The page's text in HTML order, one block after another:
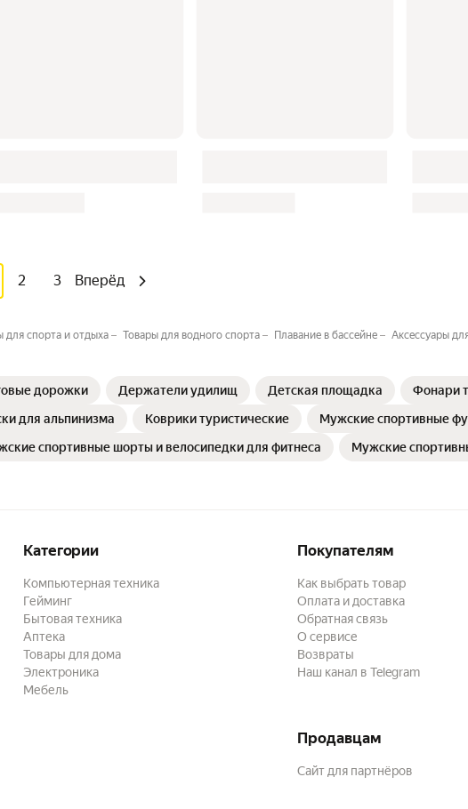
2 3 Вперёд
для спорта и отдыха Товары для водного спорта Плавание в бассейне Аксессуары
дорожки Держатели удилищ Детская площадка Фонари
для альпинизма
Коврики туристические
Мужские спортивные
спортивные шорты и велосипедки для фитнеса
Мужские
Категории
Компьютерная техника
Гейминг
Бытовая техника
Аптека
Товары для дома
Электроника
Мебель
Покупателям
Как выбрать товар
Оплата и доставка
Обратная связь
О сервисе
Возвраты
Наш канал в Telegram
Продавцам
Сайт для партнёров